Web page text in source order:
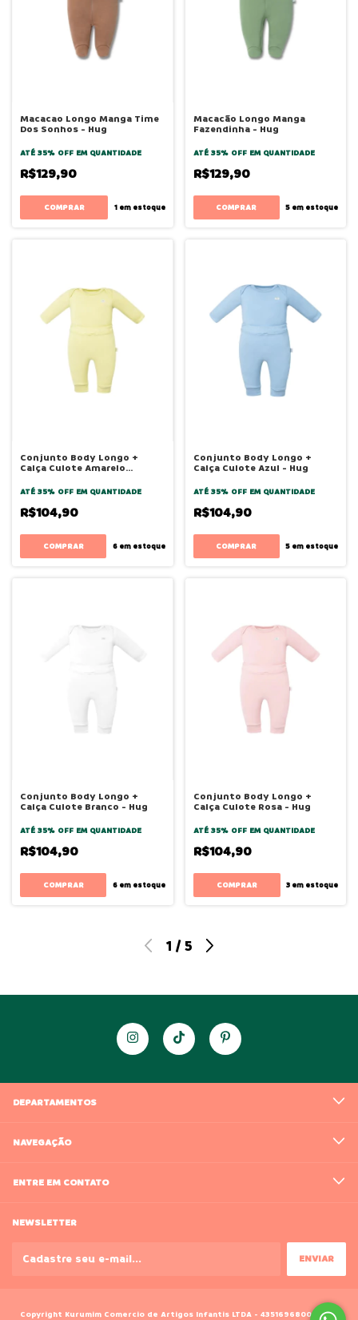
Macacao Longo Manga Time
Dos Sonhos - Hug
ATÉ 35% OFF EM QUANTIDADE
R$129,90
COMPRAR 1em estoque
Macacão Longo Manga
Fazendinha - Hug
ATÉ 35% OFF EM QUANTIDADE
R$129,90
COMPRAR 5 em estoque
Conjunto Body Longo +
Calça Culote Amarelo
ATÉ 35% OFF EM QUANTIDADE
R$104,90
COMPRAR 6em estoque
Conjunto Body Longo +
Calça Culote Azul - Hug
ATÉ 35% OFF EM QUANTIDADE
R$104,90
COMPRAR 5 em estoque
Conjunto Body Longo +
Calça Culote Branco - Hug
ATÉ 35% OFF EM QUANTIDADE
R$104,90
COMPRAR 6em estoque
Conjunto Body Longo +
Calça Culote Rosa - Hug
ATÉ 35% OFF EM QUANTIDADE
R$104,90
COMPRAR 3 em estoque
1 / 5
DEPARTAMENTOS
NAVEGAÇÃO
ENTRE EM CONTATO
NEWSLETTER
Copyright Kurumim Comercio de Artigos Infantis LTDA - 43516968000188 -